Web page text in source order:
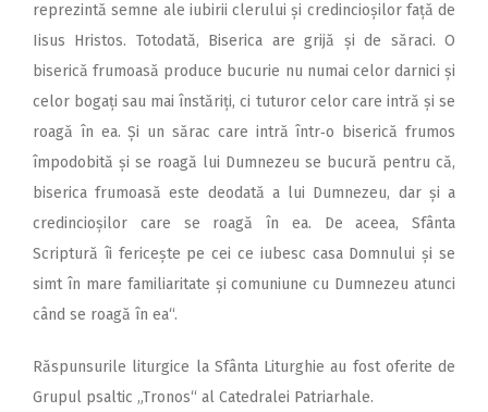
reprezintă semne ale iubirii clerului și credin­cioșilor față de
Iisus Hristos. Totodată, Biserica are grijă și de săraci. O
biserică frumoasă produce bucurie nu numai celor darnici și
celor bogați sau mai înstăriți, ci tuturor celor care intră și se
roagă în ea. Și un sărac care intră într‑o biserică frumos
împodobită și se roagă lui Dumnezeu se bucură pentru că,
biserica frumoasă este deodată a lui Dumnezeu, dar și a
credin­cioșilor care se roagă în ea. De aceea, Sfânta
Scriptură îi fericește pe cei ce iubesc casa Domnului și se
simt în mare familiaritate și comuniune cu Dumnezeu atunci
când se roagă în ea“.
Răspunsurile liturgice la Sfân­ta Liturghie au fost oferite de
Grupul psaltic „Tronos“ al Ca­tedralei Patriarhale.